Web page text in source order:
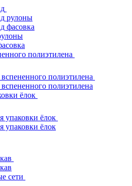
рулоны
фасовка
полиэтилена
полиэтилена
полиэтилена
ёлок
упаковки ёлок
упаковки ёлок
сети